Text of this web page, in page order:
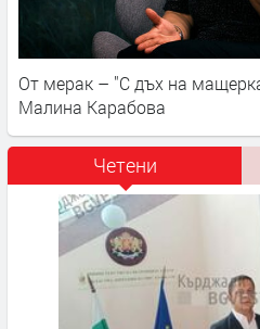
От мерак – "С дъх на
Малина Карабова
Четени